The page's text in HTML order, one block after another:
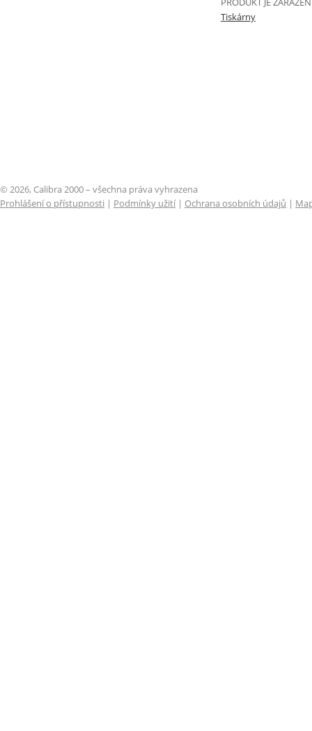
Tiskárny
© 2026, Calibra 2000 – všechna práva vyhrazena
Prohlášení o přístupnosti | Podmínky užití| Ochrana osobních údajů |